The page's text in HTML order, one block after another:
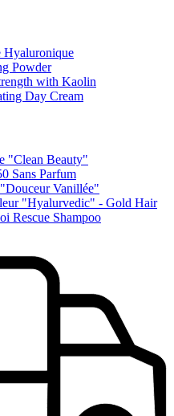
Hyaluronique
Powder
with Kaolin
Day Cream
"Clean Beauty"
Sans Parfum
Vanillée"
"Hyalurvedic" - Gold Hair
Rescue Shampoo